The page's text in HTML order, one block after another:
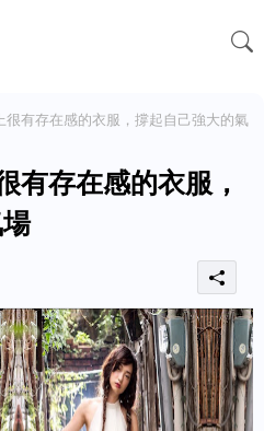
很有存在感的衣服，撐起自己強大的氣
有存在感的衣服，